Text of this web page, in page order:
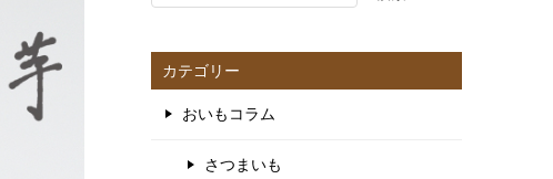
カテゴリー
おいもコラム
さつまいも